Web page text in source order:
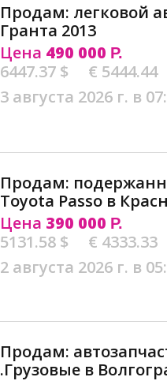
Продам: легковой
Гранта 2013
Цена 490 000 Р.
6447.37 $
€ 5444.44
3 августа 2026 г. в
Продам:
Toyota Passo в
Цена 390 000 Р.
5131.58 $
€ 4333.33
2 августа 2026 г. в
Продам:
.Грузовые в